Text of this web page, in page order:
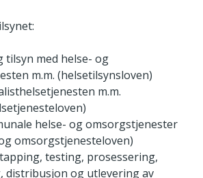
tilsyn med helse- og
m.m. (helsetilsynsloven)
m.m.
helse- og omsorgstjenester
omsorgstjenesteloven)
testing, prosessering,
distribusjon og utlevering av